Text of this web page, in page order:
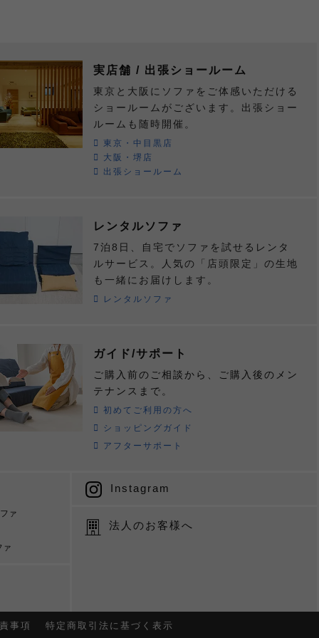
実店舗 / 出張ショールーム
東京と大阪にソファをご体感いただける
ショールームがございます。出張ショー
ルームも随時開催。
東京・中目黒店
大阪・堺店
出張ショールーム
レンタルソファ
7泊8日、自宅でソファを試せるレンタ
ルサービス。人気の「店頭限定」の生地
も一緒にお届けします。
レンタルソファ
ガイド/サポート
ご購入前のご相談から、ご購入後のメン
テナンスまで。
初めてご利用の方へ
ショッピングガイド
アフターサポート
ァ
ァ
Instagram
法人のお客様へ
事項 特定商取引法に基づく表示